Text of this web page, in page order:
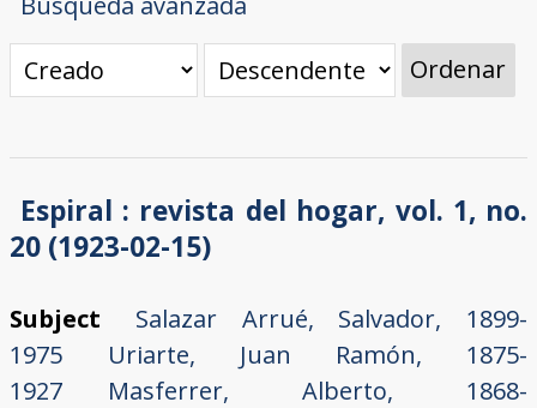
Ordenar
Espiral : revista del hogar, vol. 1, no.
20 (1923-02-15)
Subject
Salazar Arrué, Salvador, 1899-
1975
Uriarte, Juan Ramón, 1875-
1927
Masferrer, Alberto, 1868-